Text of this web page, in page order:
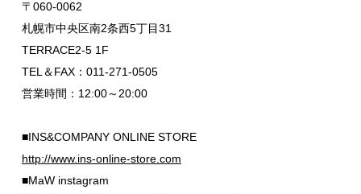
〒060-0062
札幌市中央区南2条西5丁目31
TERRACE2-5 1F
TEL＆FAX：011-271-0505
営業時間：12:00～20:00
■INS&COMPANY ONLINE STORE
http://www.ins-online-store.com
■MaW instagram